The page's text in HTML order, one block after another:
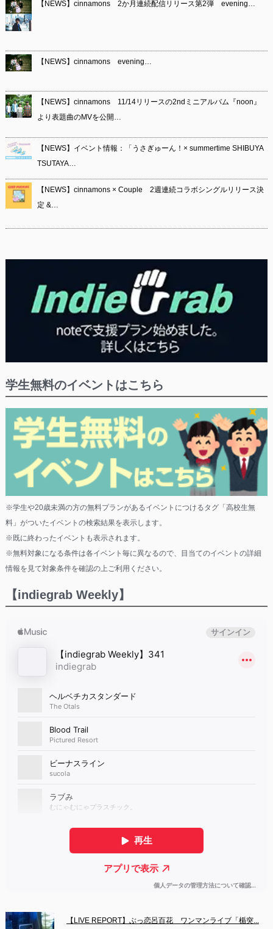
【NEWS】cinnamons 2か月連続配信リリース第2弾 evening…
【NEWS】cinnamons evening…
【NEWS】cinnamons 11/14リリースの2ndミニアルバム『noon』
より表題曲のMVを公開…
【NEWS】イベント情報：「うさぎゅーん！× summertime SHIBUYA
TSUTAYA…
【NEWS】cinnamons × Couple 2週連続コラボシングルリリース決
定 &…
学生無料のイベントはこちら
※学生や20歳未満の方の無料プランがあるイベントにつけるタグ「高校生無
料」がついたイベントの検索結果を表示します。
※既に終わったイベントも表示されます。
※無料対象になる条件は各イベント毎に異なるので、目当てのイベントの詳細
情報を見て対象条件を確認の上ご利用ください。
【indiegrab Weekly】
【LIVE REPORT】ぶっ恋呂百花　ワンマンライブ「楯突...